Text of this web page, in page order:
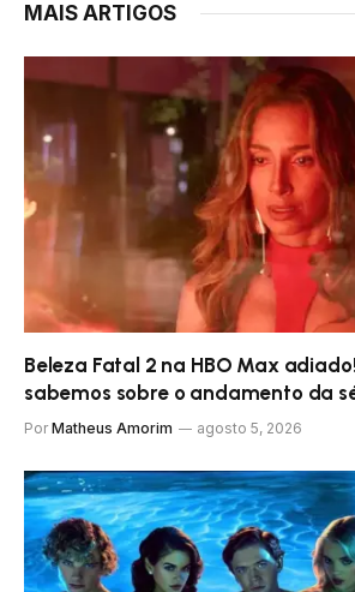
MAIS ARTIGOS
Beleza Fatal 2 na HBO Max
sabemos sobre o andamento da
Por Matheus Amorim agosto 5, 2026